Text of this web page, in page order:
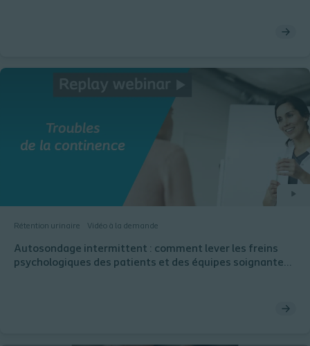
Rétention urinaire Vidéo à la demande
Autosondage intermittent : comment lever les freins
psychologiques des patients et des équipes soignantes